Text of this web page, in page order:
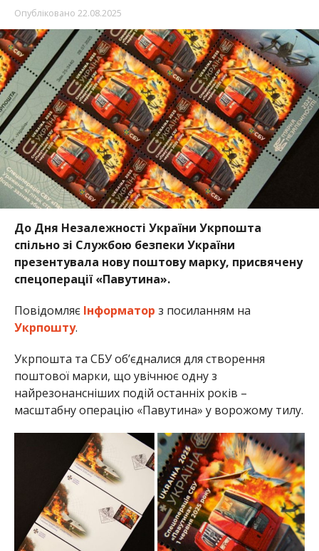
Опубліковано 22.08.2025
До Дня Незалежності України Укрпошта
спільно зі Службою безпеки України
презентувала нову поштову марку, присвячену
спецоперації «Павутина».
Повідомляє Інформатор з посиланням на
Укрпошту.
Укрпошта та СБУ об’єдналися для створення
поштової марки, що увічнює одну з
найрезонансніших подій останніх років –
масштабну операцію «Павутина» у ворожому тилу.